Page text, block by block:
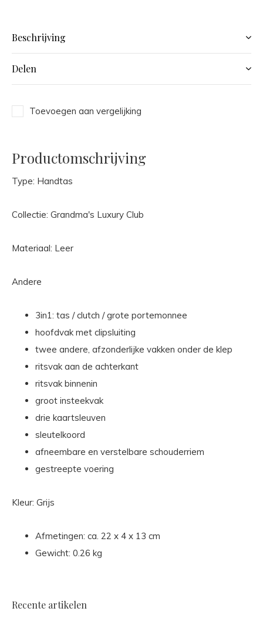
Beschrijving
Delen
Toevoegen aan vergelijking
Productomschrijving
Type: Handtas
Collectie: Grandma's Luxury Club
Materiaal: Leer
Andere
3in1: tas / clutch / grote portemonnee
hoofdvak met clipsluiting
twee andere, afzonderlijke vakken onder de klep
ritsvak aan de achterkant
ritsvak binnenin
groot insteekvak
drie kaartsleuven
sleutelkoord
afneembare en verstelbare schouderriem
gestreepte voering
Kleur: Grijs
Afmetingen: ca. 22 x 4 x 13 cm
Gewicht: 0.26 kg
Recente artikelen